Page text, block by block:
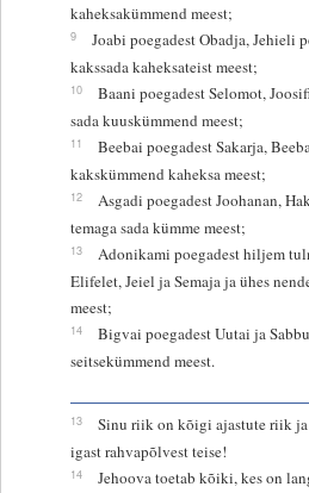
kaheksakümmend meest;
9
Joabi poegadest Obadja, Jehieli
kakssada kaheksateist meest;
10
Baani poegadest Selomot,
sada kuuskümmend meest;
11
Beebai poegadest Sakarja,
kakskümmend kaheksa meest;
12
Asgadi poegadest Joohanan,
temaga sada kümme meest;
13
Adonikami poegadest hiljem
Elifelet, Jeiel ja Semaja ja ühes
meest;
14
Bigvai poegadest Uutai ja
seitsekümmend meest.
13
Sinu riik on kõigi ajastute riik
igast rahvapõlvest teise!
14 Jehoova toetab kõiki, kes on